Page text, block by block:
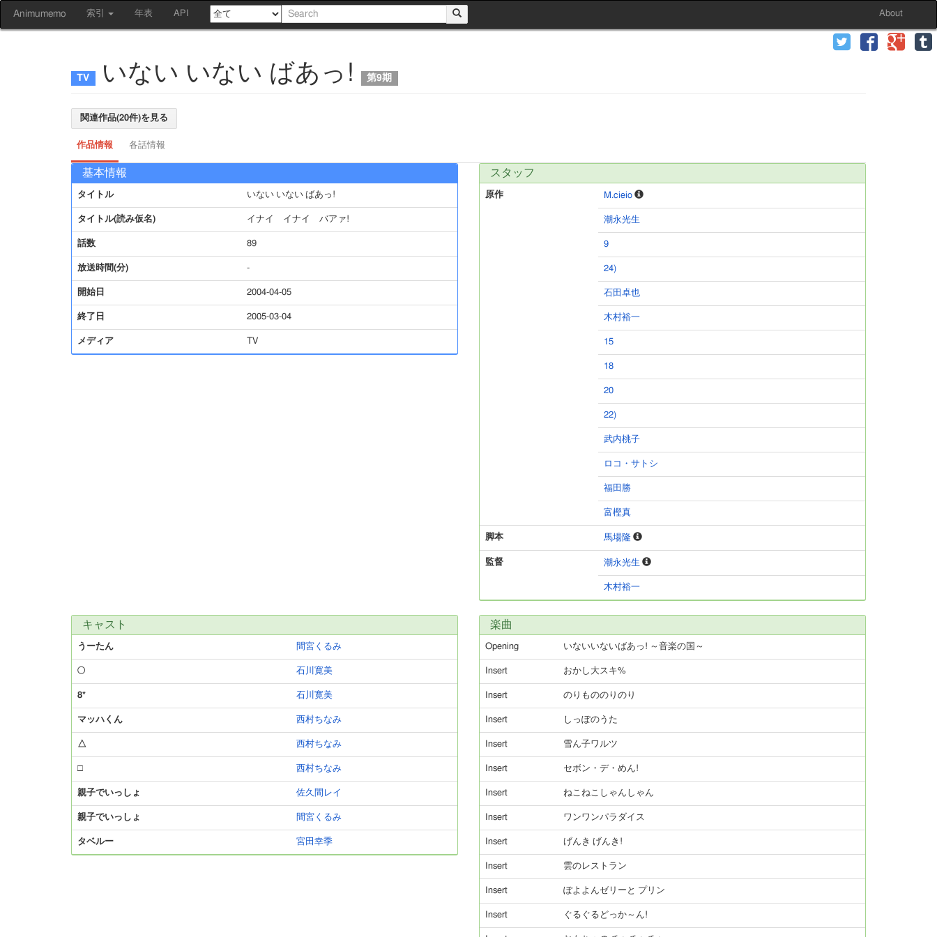
Animumemo 索引 年表 API About
いない いない ばあっ! 第9期
関連作品(20件)を見る
作品情報 各話情報
基本情報
タイトル いない いない ばあっ!
タイトル(読み仮名) イナイ イナイ バアァ!
話数 89
放送時間(分) -
開始日 2004-04-05
終了日 2005-03-04
メディア TV
スタッフ
原作 M.cieio
潮永光生
9
24)
石田卓也
木村裕一
15
18
20
22)
武内桃子
ロコ・サトシ
福田勝
富樫真
脚本 馬場隆
監督 潮永光生
木村裕一
キャスト
うーたん 間宮くるみ
○ 石川寛美
8* 石川寛美
マッハくん 西村ちなみ
△ 西村ちなみ
□ 西村ちなみ
親子でいっしょ 佐久間レイ
親子でいっしょ 間宮くるみ
タベルー 宮田幸季
楽曲
Opening いないいないばあっ! ～音楽の国～
Insert おかし大スキ%
Insert のりもののりのり
Insert しっぽのうた
Insert 雪ん子ワルツ
Insert セボン・デ・めん!
Insert ねこねこしゃんしゃん
Insert ワンワンパラダイス
Insert げんき げんき!
Insert 雲のレストラン
Insert ぽよよんゼリーと プリン
Insert ぐるぐるどっか～ん!